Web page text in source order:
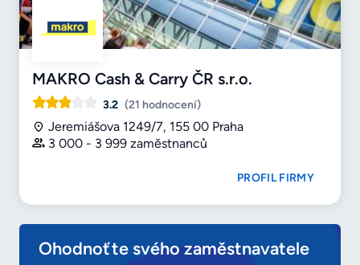
MAKRO Cash & Carry ČR s.r.o.
3.2 (21 hodnocení)
Jeremiášova 1249/7, 155 00 Praha
3 000 - 3 999 zaměstnanců
PROFIL FIRMY
Ohodnoťte svého zaměstnavatele